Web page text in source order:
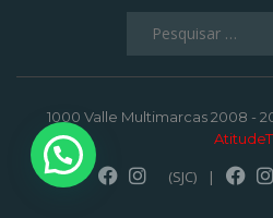
1000 Valle Multimarcas 2008 -
(SJC) |